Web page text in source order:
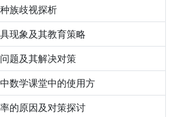
族歧视探析
现象及其教育策略
题及其解决对策
数学课堂中的使用方
的原因及对策探讨